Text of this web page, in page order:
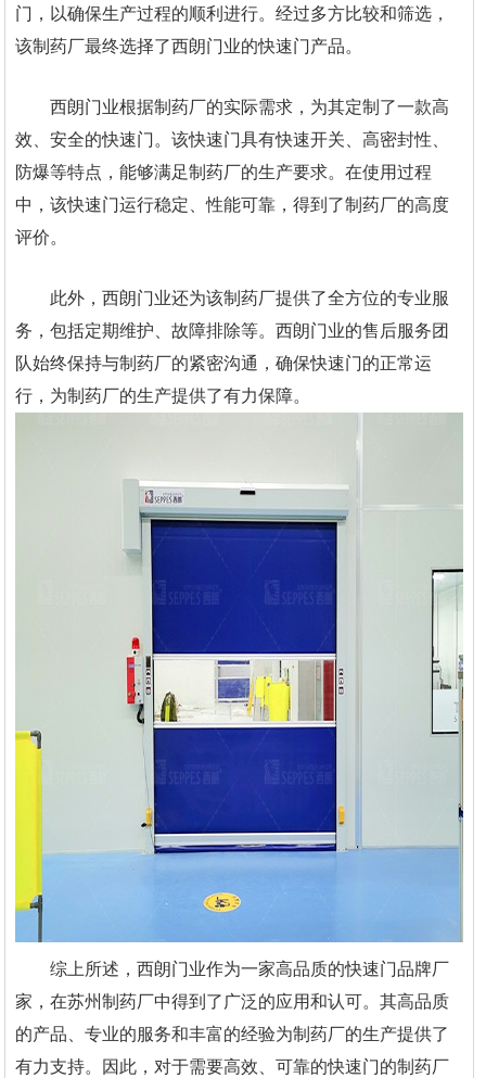
门，以确保生产过程的顺利进行。经过多方比较和筛选，
该制药厂最终选择了西朗门业的快速门产品。
西朗门业根据制药厂的实际需求，为其定制了一款高
效、安全的快速门。该快速门具有快速开关、高密封性、
防爆等特点，能够满足制药厂的生产要求。在使用过程
中，该快速门运行稳定、性能可靠，得到了制药厂的高度
评价。
此外，西朗门业还为该制药厂提供了全方位的专业服
务，包括定期维护、故障排除等。西朗门业的售后服务团
队始终保持与制药厂的紧密沟通，确保快速门的正常运
行，为制药厂的生产提供了有力保障。
综上所述，西朗门业作为一家高品质的快速门品牌厂
家，在苏州制药厂中得到了广泛的应用和认可。其高品质
的产品、专业的服务和丰富的经验为制药厂的生产提供了
有力支持。因此，对于需要高效、可靠的快速门的制药厂